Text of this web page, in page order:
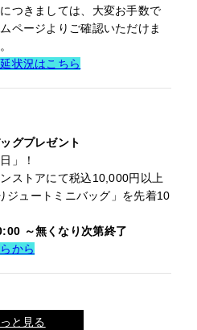
つきましては、大変お手数で
ページよりご確認いただけま
状況はこちら
グプレゼント
」！
ストアにて税込10,000円以上
ジュートミニバッグ」を先着10
～無くなり次第終了
から
と見る